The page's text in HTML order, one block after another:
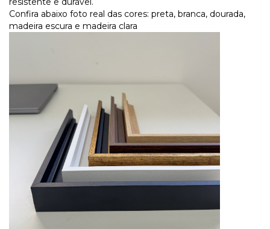
Confira abaixo foto real das cores: preta, branca, dourada,
madeira escura e madeira clara